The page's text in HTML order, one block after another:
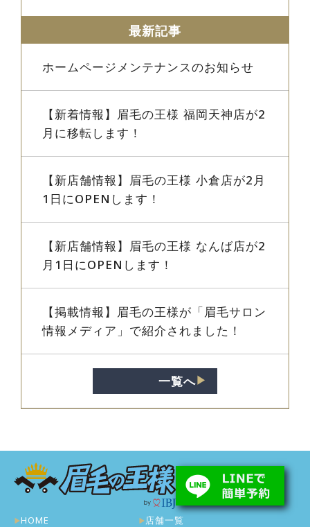
最新記事
ホームページメンテナンスのお知らせ
【新着情報】眉毛の王様 福岡天神店が2
月に移転します！
【新店舗情報】眉毛の王様 小倉店が2月
1日にOPENします！
【新店舗情報】眉毛の王様 なんば店が2
月1日にOPENします！
【掲載情報】眉毛の王様が「眉毛サロン
情報メディア」で紹介されました！
一覧へ ▶︎
HOME 店舗一覧